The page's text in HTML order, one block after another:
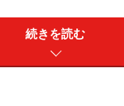
続きを読む